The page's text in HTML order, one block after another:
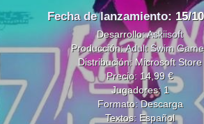
Fecha de lanzamiento: 15/
Desarrollo:Askiisoft
Producción:Adult Swim
Distribución: Microsoft Store
Precio: 14,99 €
Jugadores: 1
Formato: Descarga
Textos: Español